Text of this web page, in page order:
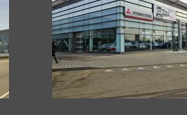
Toyota
Land Cruiser
Corolla
Supra
Camry
RAV4